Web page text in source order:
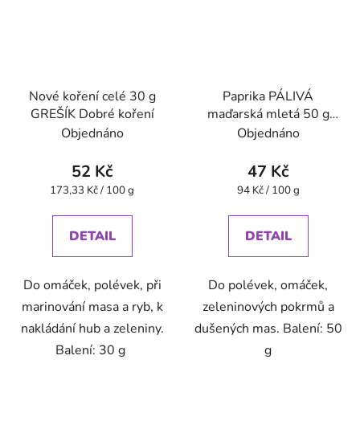
Nové koření celé 30 g
GREŠÍK Dobré koření
Objednáno
52 Kč
Měrná
173,33 Kč / 100 g
DETAIL
Do omáček, polévek, při
marinování masa a ryb, k
nakládání hub a zeleniny.
Balení: 30 g
Paprika PÁLIVÁ
maďarská mletá 50 g
GREŠÍK Dobré koření
Objednáno
47 Kč
Měrná
94 Kč / 100 g
DETAIL
Do polévek, omáček,
zeleninových pokrmů a
dušených mas. Balení: 50
g